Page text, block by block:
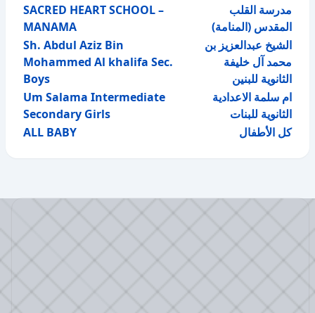
SACRED HEART SCHOOL –
MANAMA
مدرسة القلب
المقدس (المنامة)
Sh. Abdul Aziz Bin
Mohammed Al khalifa Sec.
Boys
الشيخ عبدالعزيز بن
محمد آل خليفة
الثانوية للبنين
Um Salama Intermediate
Secondary Girls
ام سلمة الاعدادية
الثانوية للبنات
ALL BABY
كل الأطفال